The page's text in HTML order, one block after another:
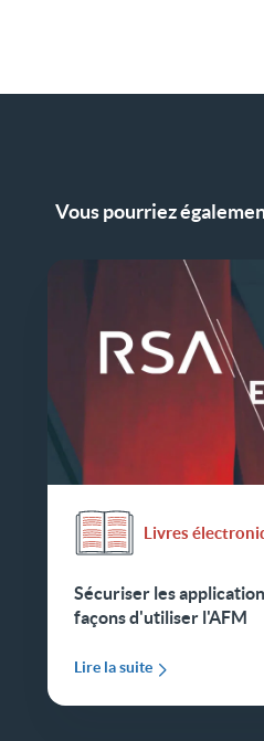
Vous pourriez
Livres
Sécuriser les
façons d'utiliser l'AFM
Lire la suite